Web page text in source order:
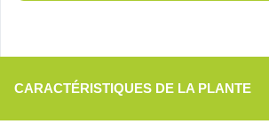
CARACTÉRISTIQUES DE LA PLANTE